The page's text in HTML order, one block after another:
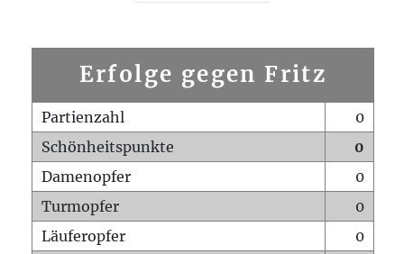
Erfolge gegen Fritz
Partienzahl
0
Schönheitspunkte
0
Damenopfer
0
Turmopfer
0
Läuferopfer
0